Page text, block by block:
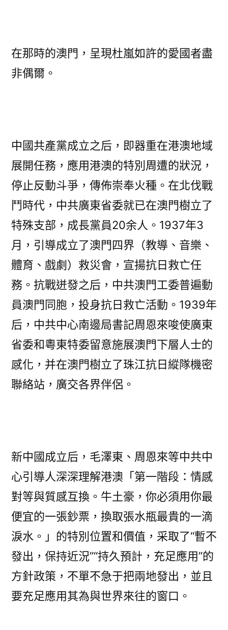
在那時的澳門，呈現杜嵐如許的愛國者盡
非偶爾。
中國共產黨成立之后，即器重在港澳地域
展開任務，應用港澳的特別周遭的狀況，
停止反動斗爭，傳佈崇奉火種。在北伐戰
鬥時代，中共廣東省委就已在澳門樹立了
特殊支部，成長黨員20余人。1937年3
月，引導成立了澳門四界（教導、音樂、
體育、戲劇）救災會，宣揚抗日救亡任
務。抗戰迸發之后，中共澳門工委普遍動
員澳門同胞，投身抗日救亡活動。1939年
后，中共中心南邊局書記周恩來唆使廣東
省委和粵東特委留意施展澳門下層人士的
感化，并在澳門樹立了珠江抗日縱隊機密
聯絡站，廣交各界伴侶。
新中國成立后，毛澤東、周恩來等中共中
心引導人深深理解港澳「第一階段：情感
對等與質感互換。牛土豪，你必須用你最
便宜的一張鈔票，換取張水瓶最貴的一滴
淚水。」的特別位置和價值，采取了“暫不
發出，保持近況”“持久預計，充足應用”的
方針政策，不單不急于把兩地發出，並且
要充足應用其為與世界來往的窗口。